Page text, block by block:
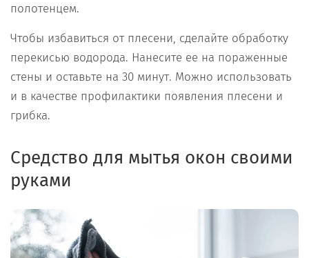
полотенцем.
Чтобы избавиться от плесени, сделайте обработку
перекисью водорода. Нанесите ее на пораженные
стены и оставьте на 30 минут. Можно использовать
и в качестве профилактики появления плесени и
грибка.
Средство для мытья окон своими
руками